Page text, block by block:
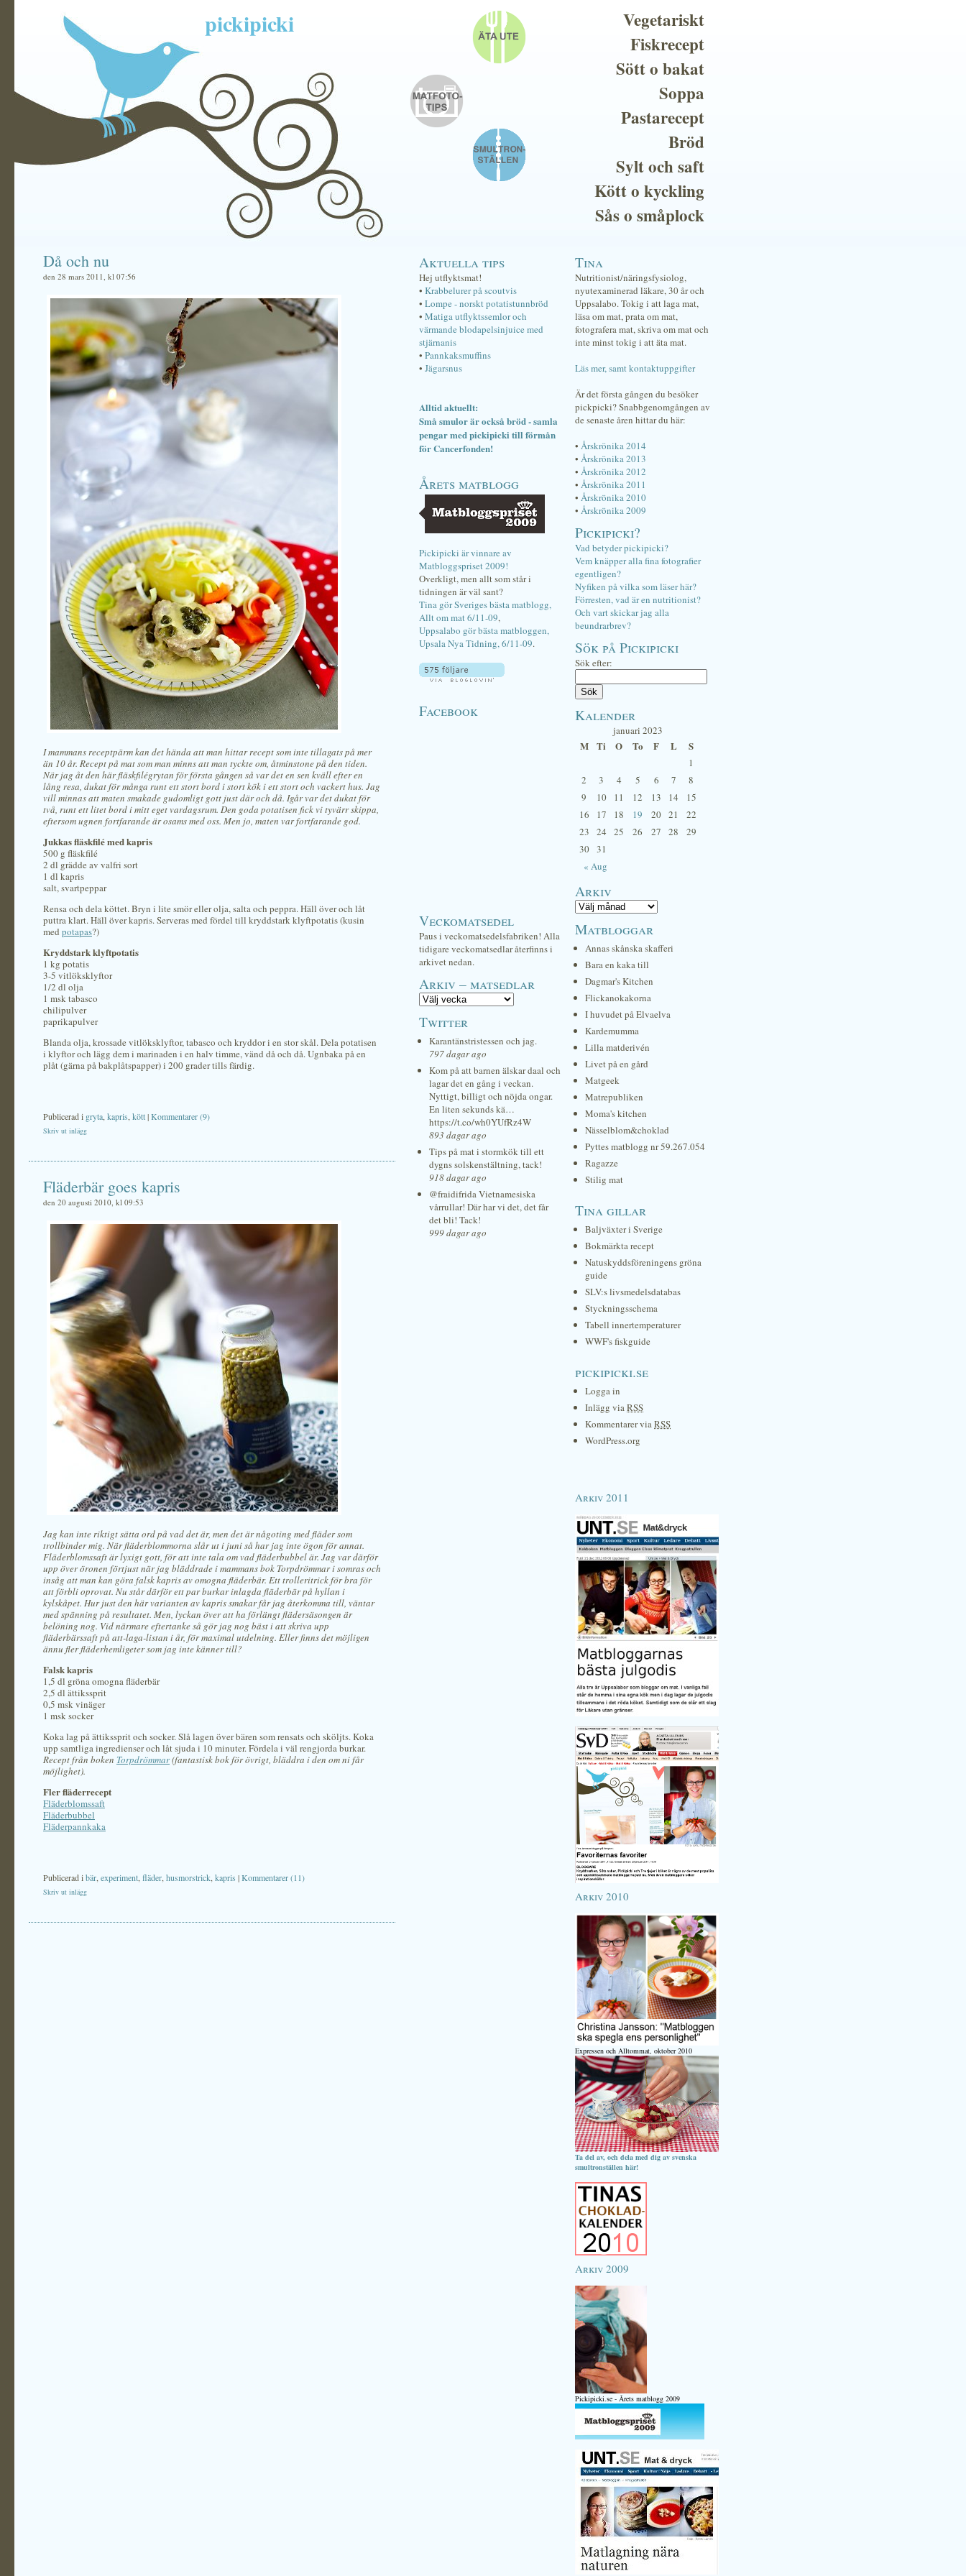
pickipicki
Vegetariskt
Fiskrecept
Sött o bakat
Soppa
Pastarecept
Bröd
Sylt och saft
Kött o kyckling
Sås o småplock
Då och nu
den 28 mars 2011, kl 07:56
I mammans receptpärm kan det hända att man hittar recept som inte tillagats på mer
än 10 år. Recept på mat som man minns att man tyckte om, åtminstone på den tiden.
När jag åt den här fläskfilégrytan för första gången så var det en sen kväll efter en
lång resa, dukat för många runt ett stort bord i stort köki ett stort och vackert hus. Jag
vill minnas att maten smakade gudomligt gott just där och då. Igår var det dukat för
två, runt ett litet bord i mitt eget vardagsrum. Den goda potatisen fick vi tyvärr skippa,
eftersom ugnen fortfarande är osams med oss. Men jo, maten var fortfarande god.
Jukkas fläskfilé med kapris
500 g fläskfilé
2 dl grädde av valfri sort
1 dl kapris
salt, svartpeppar
Rensa och dela köttet. Bryn i lite smör eller olja, salta och peppra. Häll över och låt
puttra klart. Häll över kapris. Serveras med fördel till kryddstark klyftpotatis (kusin
med potapas?)
Kryddstark klyftpotatis
1 kg potatis
3-5 vitlöksklyftor
1/2 dl olja
1 msk tabasco
chilipulver
paprikapulver
Blanda olja, krossade vitlöksklyftor, tabasco och kryddor i en stor skål. Dela potatisen
i klyftor och lägg dem i marinaden i en halv timme, vänd då och då. Ugnbaka på en
plåt (gärna på bakplåtspapper) i 200 grader tills färdig.
Publicerad i gryta kapris kött|Kommentarer (9)
Skriv ut inlägg
Fläderbär goes kapris
den 20 augusti 2010, kl 09:53
Jag kan inte riktigt sätta ord på vad det är, men det är någoting med fläder som
trollbinder mig. När fläderblommorna slår ut i juni så har jag inte ögon för annat.
Fläderblomssaft är lyxigt gott, för att inte tala om vad fläderbubbel är. Jag var därför
upp över öronen förtjust när jag bläddrade i mammans bok Torpdrömmar i somras och
insåg att man kan göra falsk kapris av omogna fläderbär. Ett trolleritrick för bra för
att förbli oprovat. Nu står därför ett par burkar inlagda fläderbär på hyllan i
kylskåpet. Hur just den här varianten av kapris smakar får jag återkomma till, väntar
med spänning på resultatet. Men, lyckan över att ha förlängt flädersäsongen är
belöning nog. Vid närmare eftertanke så gör jag nog bäst i att skriva upp
fläderbärssaft på att-laga-listan i år, för maximal utdelning. Eller finns det möjligen
ännu fler fläderhemligeter som jag inte känner till?
Falsk kapris
1,5 dl gröna omogna fläderbär
2,5 dl ättikssprit
0,5 msk vinäger
1 msk socker
Koka lag på ättikssprit och socker. Slå lagen över bären som rensats och sköljts. Koka
upp samtliga ingredienser och låt sjuda i 10 minuter. Fördela i väl rengjorda burkar.
Recept från boken Torpdrömmar(fantastisk bok för övrigt, bläddra i den om ni får
möjlighet).
Fler fläderrecept
Fläderblomssaft
Fläderbubbel
Fläderpannkaka
Publicerad ibär experiment fläder husmorstrick kapris |Kommentarer (11)
Skriv ut inlägg
Aktuella tips
Hej utflyktsmat!
• Krabbelurer på scoutvis
• Lompe - norskt potatistunnbröd
• Matiga utflyktssemlor och
värmande blodapelsinjuice med
stjärnanis
• Pannkaksmuffins
• Jägarsnus
Alltid aktuellt:
Små smulor är också bröd - samla
pengar med pickipicki till förmån
för Cancerfonden!
Årets matblogg
Pickipicki är vinnare av
Matbloggspriset 2009!
Overkligt, men allt som står i
tidningen är väl sant?
Tina gör Sveriges bästa matblogg,
Allt om mat 6/11-09,
Uppsalabo gör bästa matbloggen,
Upsala Nya Tidning, 6/11-09.
Facebook
Veckomatsedel
Paus i veckomatsedelsfabriken! Alla
tidigare veckomatsedlar återfinns i
arkivet nedan.
Arkiv – matsedlar
Twitter
Karantänstristessen och jag.
797 dagar ago
Kom på att barnen älskar daal och
lagar det en gång i veckan.
Nyttigt, billigt och nöjda ongar.
En liten sekunds kä…
https://t.co/wh0YUfRz4W
893 dagar ago
Tips på mat i stormkök till ett
dygns solskenstältning, tack!
918 dagar ago
@fraidifrida Vietnamesiska
vårrullar! Där har vi det, det får
det bli! Tack!
999 dagar ago
Tina
Nutritionist/näringsfysiolog,
nyutexaminerad läkare, 30 år och
Uppsalabo. Tokig i att laga mat,
läsa om mat, prata om mat,
fotografera mat, skriva om mat och
inte minst tokig i att äta mat.
Läs mer, samt kontaktuppgifter
Är det första gången du besöker
pickpicki? Snabbgenomgången av
de senaste åren hittar du här:
• Årskrönika 2014
• Årskrönika 2013
• Årskrönika 2012
• Årskrönika 2011
• Årskrönika 2010
• Årskrönika 2009
Pickipicki?
Vad betyder pickipicki?
Vem knäpper alla fina fotografier
egentligen?
Nyfiken på vilka som läser här?
Förresten, vad är en nutritionist?
Och vart skickar jag alla
beundrarbrev?
Sök på Pickipicki
Sök efter:
Kalender
januari 2023
M Ti O To F L S
« Aug
1
2
3 4 5 6 7
8
9
10 11 12 13 14
15
16
17 18 19 20 21
22
23
24 25 26 27 28
29
30 31
Arkiv
Matbloggar
Annas skånska skafferi
Bara en kaka till
Dagmar's Kitchen
Flickanokakorna
I huvudet på Elvaelva
Kardemumma
Lilla matderivén
Livet på en gård
Matgeek
Matrepubliken
Moma's kitchen
Nässelblom&choklad
Pyttes matblogg nr 59.267.054
Ragazze
Stilig mat
Tina gillar
Baljväxter i Sverige
Bokmärkta recept
Natuskyddsföreningens gröna
guide
SLV:s livsmedelsdatabas
Styckningsschema
Tabell innertemperaturer
WWF's fiskguide
pickipicki.se
Logga in
Inlägg viaRSS
Kommentarer viaRSS
WordPress.org
Arkiv 2011
Arkiv 2010
Expressen och Alltommat, oktober 2010
Ta del av, och dela med dig av svenska
smultronställen här!
Arkiv 2009
Pickipicki.se - Årets matblogg 2009